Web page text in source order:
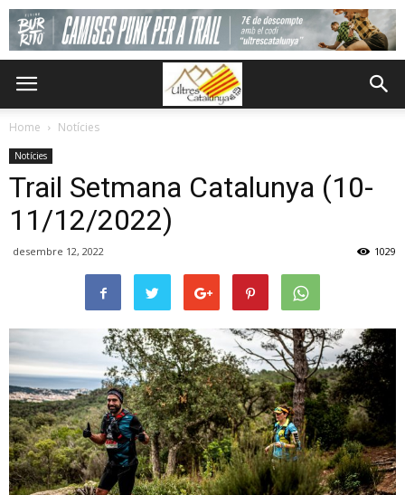
Home Notícies
Notícies
Trail Setmana Catalunya (10-
11/12/2022)
desembre 12, 2022 1029